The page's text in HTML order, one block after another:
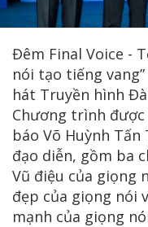
Đêm Final Voice -
nói tạo tiếng
hát Truyền hình
Chương trình
báo Võ Huỳnh
đạo diễn, gồm ba
Vũ điệu của giọng
đẹp của giọng nói
mạnh của giọng